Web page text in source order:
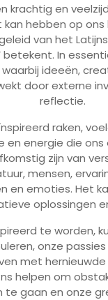
krachtig en
hebben op ons
van het
betekent. In
ideeën,
door externe
reflectie.
raken,
en energie die
zijn van
mensen,
en emoties. Het
oplossingen
te worden,
onze
met
helpen om
te gaan en onze